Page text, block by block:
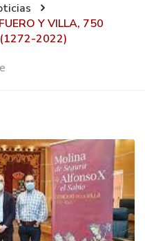
Y VILLA, 750
2022)